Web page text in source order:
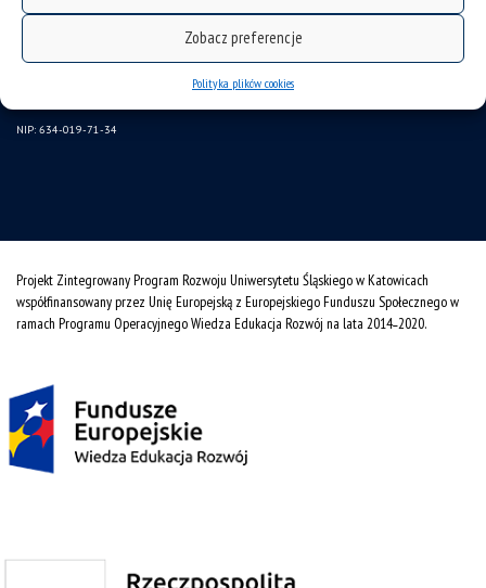
Zobacz preferencje
Polityka plików cookies
Phone: +48 32 359 22 22
NIP: 634-019-71-34
Projekt Zintegrowany Program Rozwoju Uniwersytetu Śląskiego w Katowicach
współfinansowany przez Unię Europejską z Europejskiego Funduszu Społecznego w
ramach Programu Operacyjnego Wiedza Edukacja Rozwój na lata 2014˗2020.